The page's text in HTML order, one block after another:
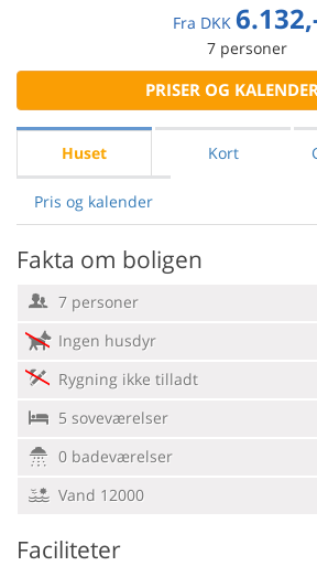
Fra DKK
7 personer
PRISER OG
Huset Kort
Pris og kalender
Fakta om boligen
7 personer
Ingen husdyr
Rygning ikke tilladt
5 soveværelser
0 badeværelser
Vand 12000
Faciliteter